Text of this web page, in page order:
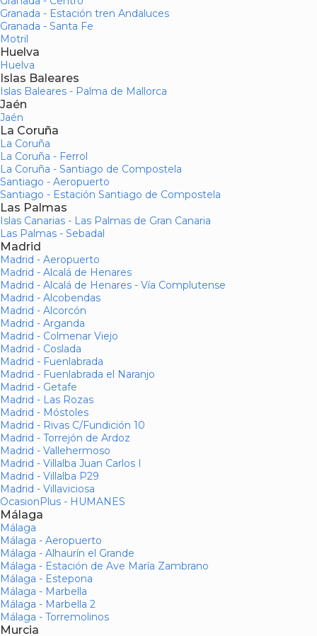
Granada - Estación tren Andaluces
Granada - Santa Fe
Motril
Huelva
Huelva
Islas Baleares
Islas Baleares - Palma de Mallorca
Jaén
Jaén
La Coruña
La Coruña
La Coruña - Ferrol
La Coruña - Santiago de Compostela
Santiago - Aeropuerto
Santiago - Estación Santiago de Compostela
Las Palmas
Islas Canarias - Las Palmas de Gran Canaria
Las Palmas - Sebadal
Madrid
Madrid - Aeropuerto
Madrid - Alcalá de Henares
Madrid - Alcalá de Henares - Vía Complutense
Madrid - Alcobendas
Madrid - Alcorcón
Madrid - Arganda
Madrid - Colmenar Viejo
Madrid - Coslada
Madrid - Fuenlabrada
Madrid - Fuenlabrada el Naranjo
Madrid - Getafe
Madrid - Las Rozas
Madrid - Móstoles
Madrid - Rivas C/Fundición 10
Madrid - Torrejón de Ardoz
Madrid - Vallehermoso
Madrid - Villalba Juan Carlos I
Madrid - Villalba P29
Madrid - Villaviciosa
OcasionPlus - HUMANES
Málaga
Málaga
Málaga - Aeropuerto
Málaga - Alhaurín el Grande
Málaga - Estación de Ave María Zambrano
Málaga - Estepona
Málaga - Marbella
Málaga - Marbella 2
Málaga - Torremolinos
Murcia